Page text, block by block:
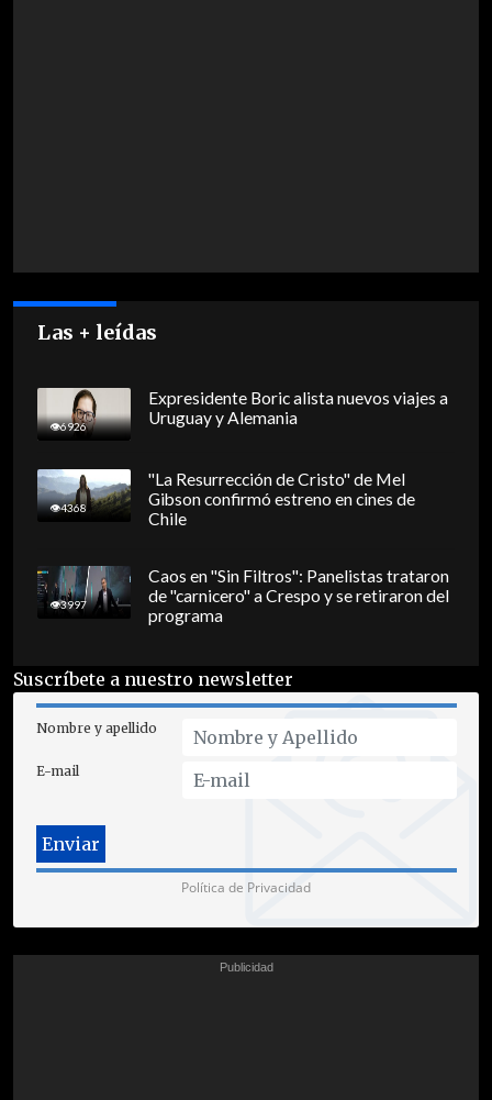
Las + leídas
6926
Expresidente Boric alista nuevos viajes a
Uruguay y Alemania
4368
"La Resurrección de Cristo" de Mel
Gibson confirmó estreno en cines de
Chile
3997
Caos en "Sin Filtros": Panelistas trataron
de "carnicero" a Crespo y se retiraron del
programa
Suscríbete a nuestro newsletter
Nombre y apellido
E-mail
Política de Privacidad